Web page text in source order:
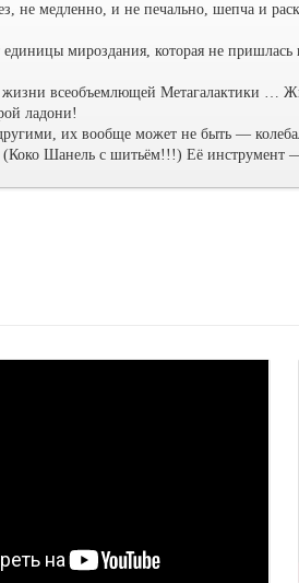
медленно, и не печально, шепча и
мироздания, которая не
всеобъемлющей Метагалактики …
ладони!
их вообще может не быть —
(Коко Шанель с шитьём!!!) Её